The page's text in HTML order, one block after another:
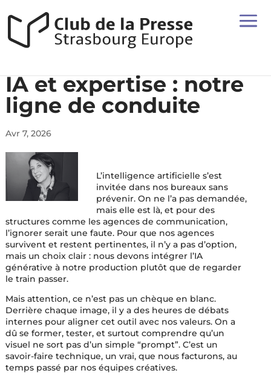
IA et expertise : notre
ligne de conduite
Avr 7, 2026
L’intelligence artificielle s’est
invitée dans nos bureaux sans
prévenir. On ne l’a pas demandée,
mais elle est là, et pour des
structures comme les agences de communication,
l’ignorer serait une faute. Pour que nos agences
survivent et restent pertinentes, il n’y a pas d’option,
mais un choix clair : nous devons intégrer l’IA
générative à notre production plutôt que de regarder
le train passer.
Mais attention, ce n’est pas un chèque en blanc.
Derrière chaque image, il y a des heures de débats
internes pour aligner cet outil avec nos valeurs. On a
dû se former, tester, et surtout comprendre qu’un
visuel ne sort pas d’un simple “prompt”. C’est un
savoir-faire technique, un vrai, que nous facturons, au
temps passé par nos équipes créatives.